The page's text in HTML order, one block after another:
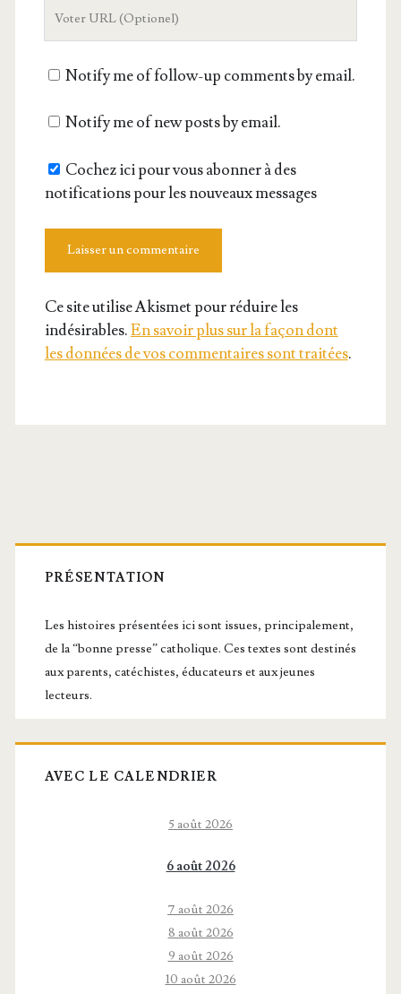
siteNotify me of follow-up comments by email.
Notify me of new posts by email.
Cochez ici pour vous abonner à des
notifications pour les nouveaux messages
Ce site utilise Akismet pour réduire les
indésirables.En savoir plus sur la façon dont
les données de vos commentaires sont traitées.
Barre
latérale
principale
PRÉSENTATION
Les histoires présentées ici sont issues, principalement,
de la “bonne presse” catholique. Ces textes sont destinés
aux parents, catéchistes, éducateurs et aux jeunes
lecteurs.
AVEC LE CALENDRIER
5 août 2026
6 août 2026
7 août 2026
8 août 2026
9 août 2026
10 août 2026